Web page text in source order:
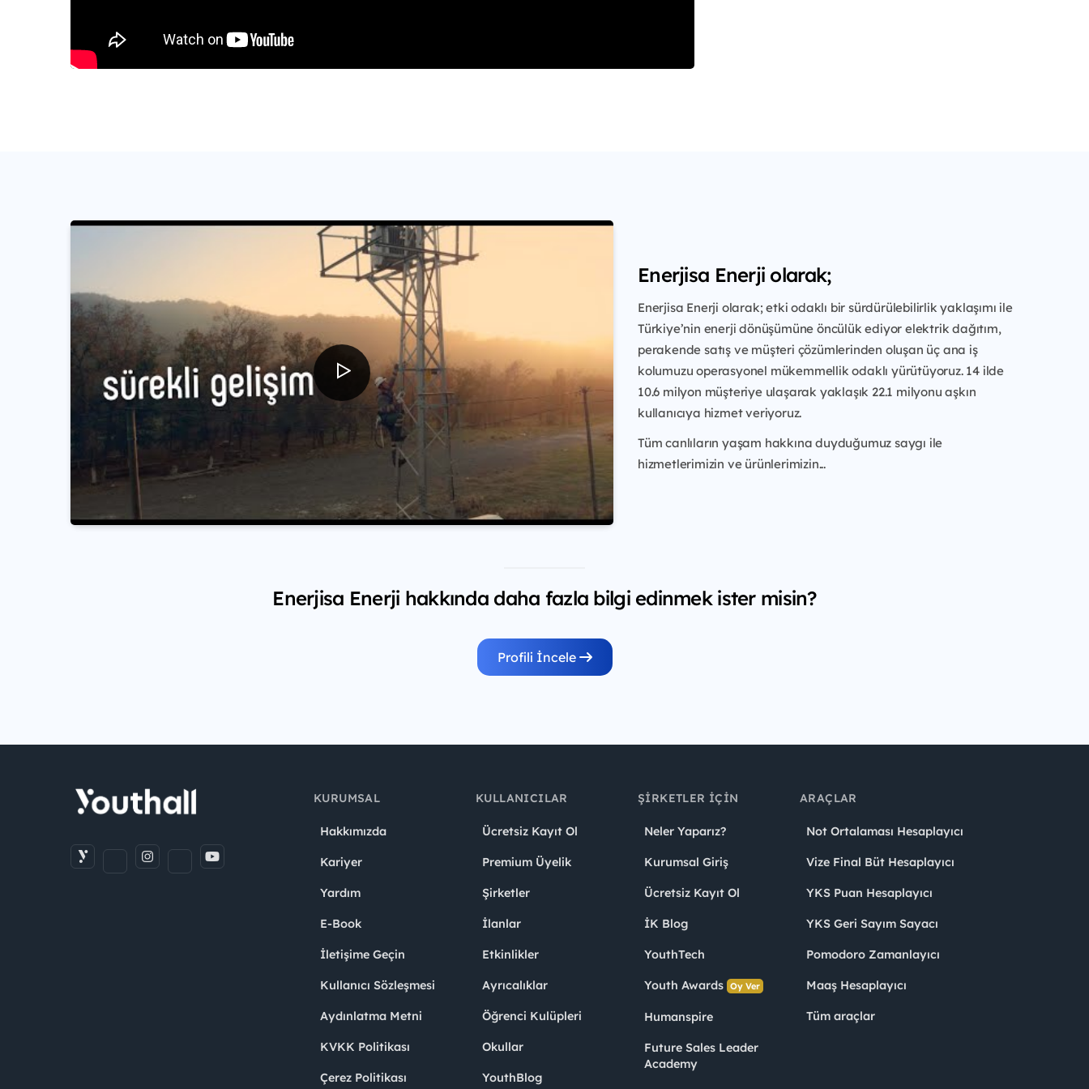
Enerjisa Enerji olarak;
Enerjisa Enerji olarak; etki odaklı bir sürdürülebilirlik yaklaşımı ile
Türkiye’nin enerji dönüşümüne öncülük ediyor elektrik dağıtım,
perakende satış ve müşteri çözümlerinden oluşan üç ana iş
kolumuzu operasyonel mükemmellik odaklı yürütüyoruz. 14 ilde
10.6 milyon müşteriye ulaşarak yaklaşık 22.1 milyonu aşkın
kullanıcıya hizmet veriyoruz.
Tüm canlıların yaşam hakkına duyduğumuz saygı ile
hizmetlerimizin ve ürünlerimizin...
Enerjisa Enerji hakkında daha fazla bilgi edinmek ister misin?
Profili İncele
KURUMSAL
Hakkımızda
Kariyer
Yardım
E-Book
İletişime Geçin
Kullanıcı Sözleşmesi
Aydınlatma Metni
KVKK Politikası
Çerez Politikası
KULLANICILAR
Ücretsiz Kayıt Ol
Premium Üyelik
Şirketler
İlanlar
Etkinlikler
Ayrıcalıklar
Öğrenci Kulüpleri
Okullar
YouthBlog
ŞIRKETLER İÇIN
Neler Yaparız?
Kurumsal Giriş
Ücretsiz Kayıt Ol
İK Blog
YouthTech
Youth Awards Oy Ver
Humanspire
Future Sales Leader
Academy
ARAÇLAR
Not Ortalaması Hesaplayıcı
Vize Final Büt Hesaplayıcı
YKS Puan Hesaplayıcı
YKS Geri Sayım Sayacı
Pomodoro Zamanlayıcı
Maaş Hesaplayıcı
Tüm araçlar